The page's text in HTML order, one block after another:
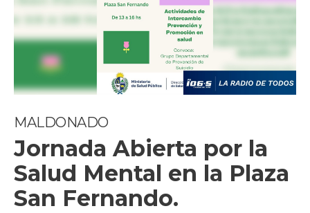
MALDONADO
Jornada Abierta por la
Salud Mental en la Plaza
San Fernando.